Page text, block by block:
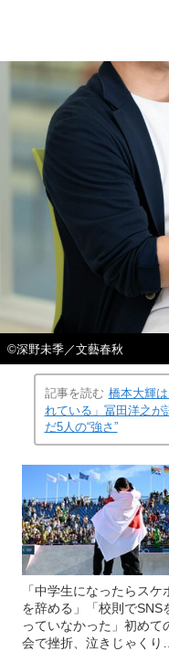
©深野未季／文藝春秋
記事を読む 橋本大輝
れている」冨田洋之が
だ5人の“強さ”
「中学生になったらスケ
を辞める」「校則でSNS
っていなかった」初めて
会で挫折、泣きじゃくり